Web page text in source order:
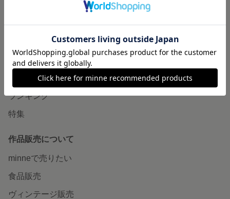
minneについて
minneで買いたい
作品をさがす
ショップをさがす
ランキング
特集
作品販売について
minneで売りたい
食品販売
ヴィンテージ販売